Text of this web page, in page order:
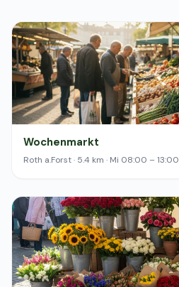
Wochenmarkt
Roth a.Forst · 5.4 km · Mi 08:00 – 13:00